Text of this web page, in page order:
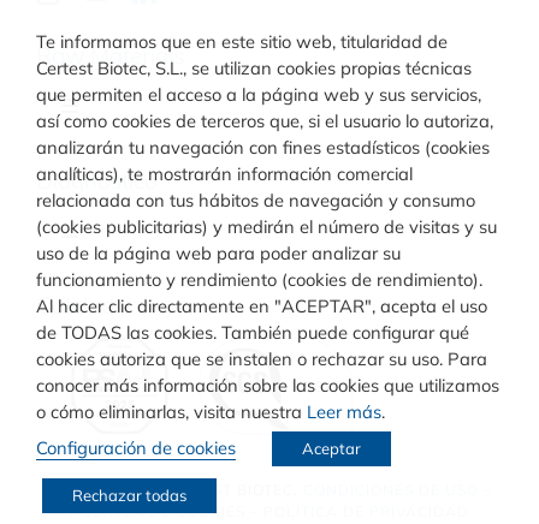
Raw Materials
Toggle
Navigation
Materiales para inmunodiagnóstico
Materiales para diagnóstico molecular
Diagnóstico
Toggle
Navigation
Rapid Test
Turbilatex
Calidad
© COPYRIGHT CERTEST BIOTEC.
POLÍTICA DE COOKIES
Te informamos que en este sitio web, titularidad de
Certest Biotec, S.L., se utilizan cookies propias técnicas
que permiten el acceso a la página web y sus servicios,
así como cookies de terceros que, si el usuario lo autoriza,
analizarán tu navegación con fines estadísticos (cookies
analíticas), te mostrarán información comercial
relacionada con tus hábitos de navegación y consumo
(cookies publicitarias) y medirán el número de visitas y su
uso de la página web para poder analizar su
funcionamiento y rendimiento (cookies de rendimiento).
Al hacer clic directamente en "ACEPTAR", acepta el uso
de TODAS las cookies. También puede configurar qué
cookies autoriza que se instalen o rechazar su uso. Para
conocer más información sobre las cookies que utilizamos
o cómo eliminarlas, visita nuestra Leer más.
Configuración de cookies
Aceptar
Rechazar todas